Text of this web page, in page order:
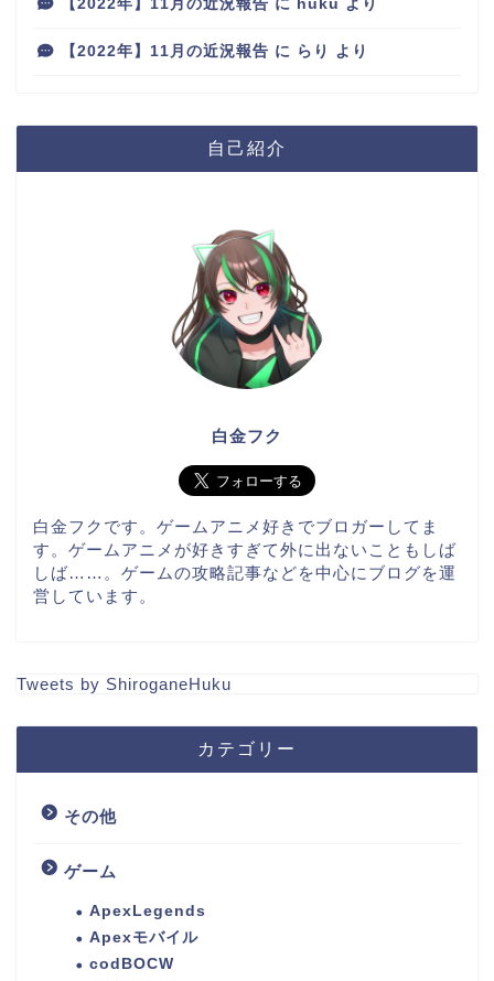
【2022年】11月の近況報告 に huku より
【2022年】11月の近況報告 に らり より
自己紹介
白金フク
白金フクです。ゲームアニメ好きでブロガーしてま
す。ゲームアニメが好きすぎて外に出ないこともしば
しば……。ゲームの攻略記事などを中心にブログを運
営しています。
Tweets by ShiroganeHuku
カテゴリー
その他
ゲーム
ApexLegends
Apexモバイル
codBOCW